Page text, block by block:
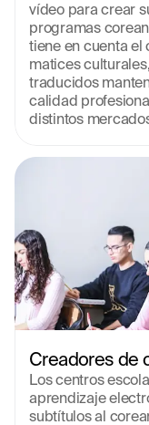
vídeo para crear
programas
tiene en cuenta el
matices
traducidos
calidad
distintos
Creadores de
Los centros
aprendizaje
subtítulos al